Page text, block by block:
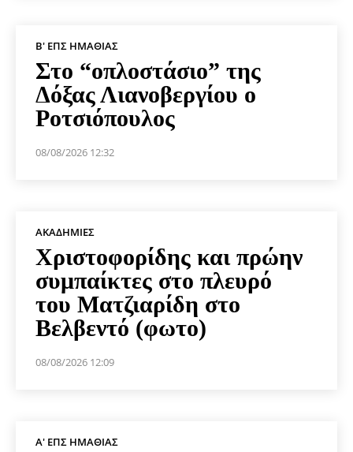
Β' ΕΠΣ ΗΜΑΘΊΑΣ
Στο “οπλοστάσιο” της
Δόξας Λιανοβεργίου ο
Ροτσιόπουλος
08/08/2026 12:32
ΑΚΑΔΗΜΊΕΣ
Χριστοφορίδης και πρώην
συμπαίκτες στο πλευρό
του Ματζιαρίδη στο
Βελβεντό (φωτο)
08/08/2026 12:09
Α' ΕΠΣ ΗΜΑΘΊΑΣ